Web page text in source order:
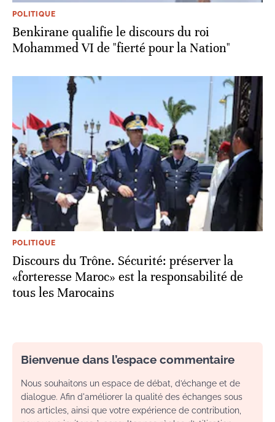
POLITIQUE
Benkirane qualifie le discours du roi
Mohammed VI de "fierté pour la Nation"
POLITIQUE
Discours du Trône. Sécurité: préserver la
«forteresse Maroc» est la responsabilité de
tous les Marocains
Bienvenue dans l’espace commentaire
Nous souhaitons un espace de débat, d’échange et de
dialogue. Afin d'améliorer la qualité des échanges sous
nos articles, ainsi que votre expérience de contribution,